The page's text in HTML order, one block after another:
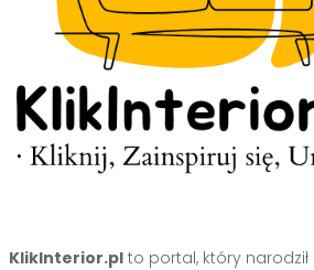
KlikInterior.plto portal, który narodził